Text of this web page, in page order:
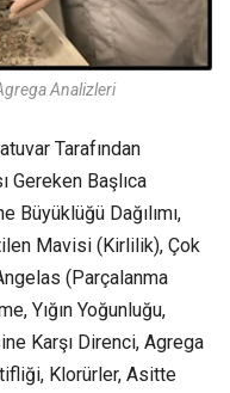
Analizleri
Tarafından
Gereken Başlıca
Büyüklüğü Dağılımı,
Mavisi (Kirlilik), Çok
(Parçalanma
Yığın Yoğunluğu,
Karşı Direnci, Agrega
Klorürler, Asitte